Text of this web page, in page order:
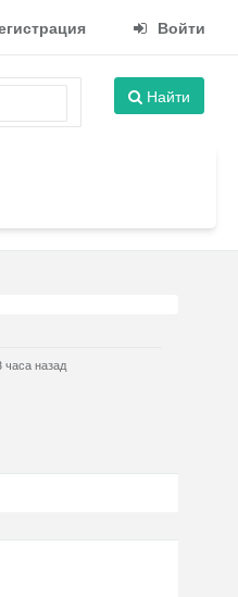
Войти
Найти
назад